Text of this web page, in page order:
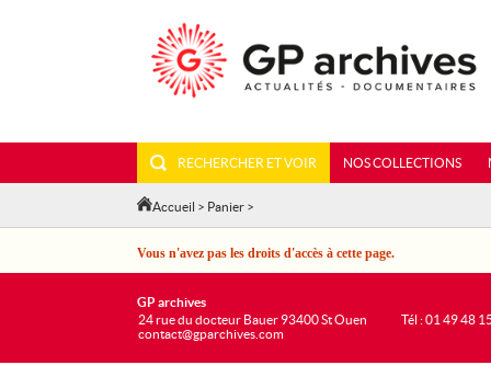
RECHERCHER ET VOIR NOS COLLECTIONS
Accueil > Panier >
Vous n'avez pas les droits d'accès à cette page.
GP archives
24 rue du docteur Bauer 93400 St Ouen
contact@gparchives.com
Tél : 01 49 48